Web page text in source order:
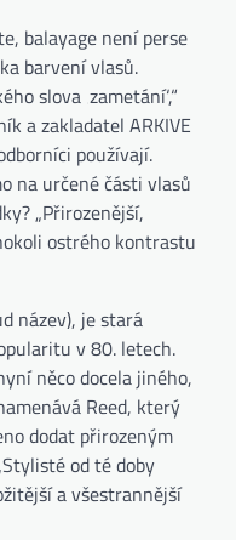
balayage není perse
barvení vlasů.
slova ‚zametání‘,“
a zakladatel ARKIVE
používají.
na určené části vlasů
„Přirozenější,
ostrého kontrastu
název), je stará
v 80. letech.
něco docela jiného,
Reed, který
dodat přirozeným
od té doby
a všestrannější